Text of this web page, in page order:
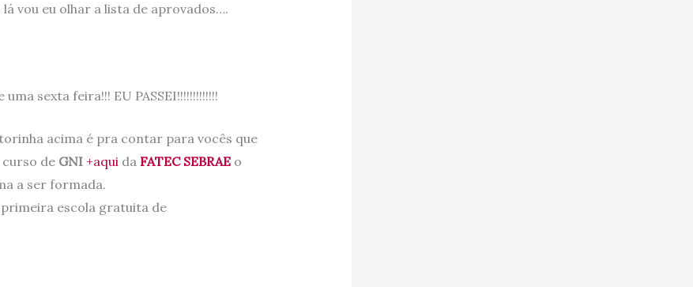
vou eu olhar a lista de aprovados….
sexta feira!!! EU PASSEI!!!!!!!!!!!!!
acima é pra contar para vocês que
curso de GNI +aquida FATEC SEBRAEo
a ser formada.
primeira escola gratuita de